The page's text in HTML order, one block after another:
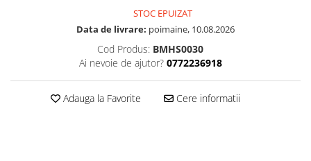
STOC EPUIZAT
Data de livrare: poimaine, 10.08.2026
Cod Produs: BMHS0030
Ai nevoie de ajutor? 0772236918
Adauga la Favorite Cere informatii